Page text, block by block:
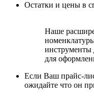
Остатки и цены в
Наше
инструменты
для
Если Ваш прайс-
ожидайте что он